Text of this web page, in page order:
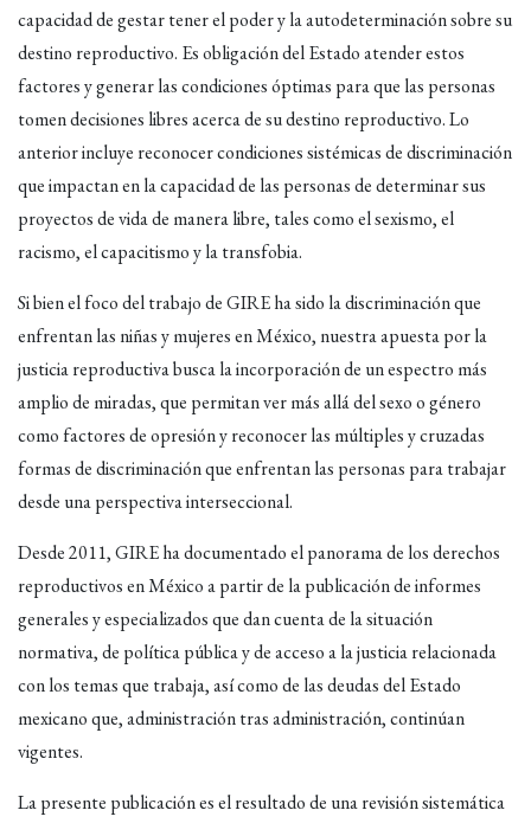
capacidad de gestar tener el poder y la autodeterminación sobre su
destino reproductivo. Es obligación del Estado atender estos
factores y generar las condiciones óptimas para que las personas
tomen decisiones libres acerca de su destino reproductivo. Lo
anterior incluye reconocer condiciones sistémicas de discriminación
que impactan en la capacidad de las personas de determinar sus
proyectos de vida de manera libre, tales como el sexismo, el
racismo, el capacitismo y la transfobia.
Si bien el foco del trabajo de GIRE ha sido la discriminación que
enfrentan las niñas y mujeres en México, nuestra apuesta por la
justicia reproductiva busca la incorporación de un espectro más
amplio de miradas, que permitan ver más allá del sexo o género
como factores de opresión y reconocer las múltiples y cruzadas
formas de discriminación que enfrentan las personas para trabajar
desde una perspectiva interseccional.
Desde 2011, GIRE ha documentado el panorama de los derechos
reproductivos en México a partir de la publicación de informes
generales y especializados que dan cuenta de la situación
normativa, de política pública y de acceso a la justicia relacionada
con los temas que trabaja, así como de las deudas del Estado
mexicano que, administración tras administración, continúan
vigentes.
La presente publicación es el resultado de una revisión sistemática